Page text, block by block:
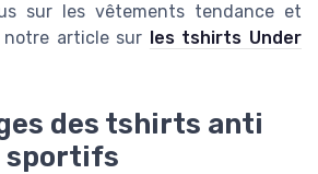
sur les vêtements tendance et
notre article sur
les tshirts Under
des tshirts anti
sportifs